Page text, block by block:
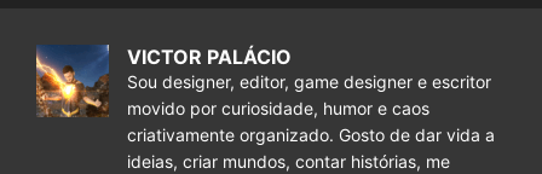
VICTOR PALÁCIO
Sou designer, editor, game designer e escritor
movido por curiosidade, humor e caos
criativamente organizado. Gosto de dar vida a
ideias, criar mundos, contar histórias, me